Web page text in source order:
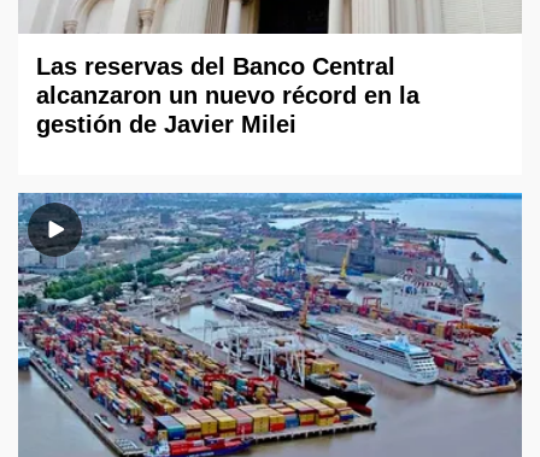
Las reservas del Banco Central
alcanzaron un nuevo récord en la
gestión de Javier Milei